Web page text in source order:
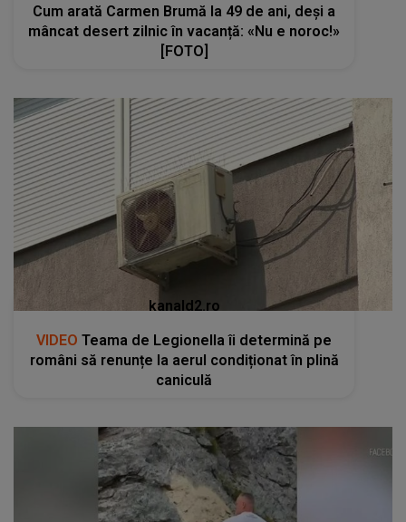
Cum arată Carmen Brumă la 49 de ani, deși a
mâncat desert zilnic în vacanță: «Nu e noroc!»
[FOTO]
kanald2.ro
VIDEO Teama de Legionella îi determină pe
români să renunțe la aerul condiționat în plină
caniculă